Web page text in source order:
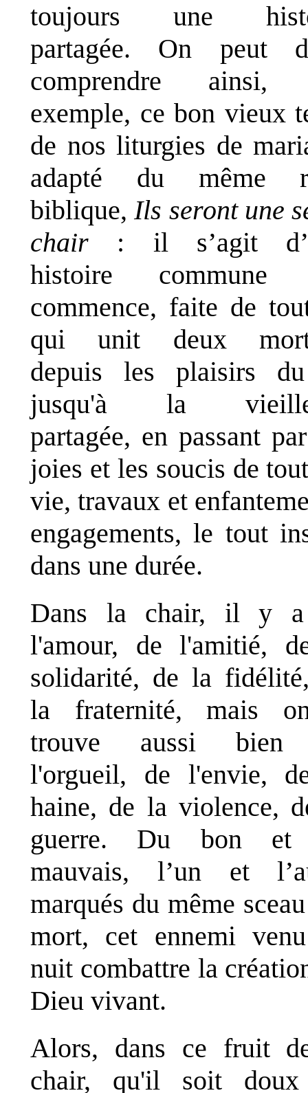
toujours une
partagée. On peut
comprendre ainsi,
exemple, ce bon vieux
de nos liturgies de
adapté du même
biblique,Ils seront une
chair : il s’agit
histoire commune
commence, faite de
qui unit deux
depuis les plaisirs
jusqu'à la
partagée, en passant
joies et les soucis de
vie, travaux et
engagements, le tout
dans une durée.
Dans la chair, il y
l'amour, de l'amitié,
solidarité, de la
la fraternité, mais
trouve aussi bien
l'orgueil, de l'envie,
haine, de la violence,
guerre. Du bon et
mauvais, l’un et
marqués du même
mort, cet ennemi
nuit combattre la
Dieu vivant.
Alors, dans ce fruit
chair, qu'il soit